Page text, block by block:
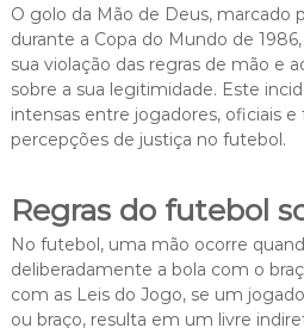
O golo da Mão de Deus, marcado
durante a Copa do Mundo de
sua violação das regras de mão e
sobre a sua legitimidade. Este
intensas entre jogadores, oficiais e
percepções de justiça no futebol.
Regras do futebol
No futebol, uma mão ocorre
deliberadamente a bola com o
com as Leis do Jogo, se um
ou braço, resulta em um livre